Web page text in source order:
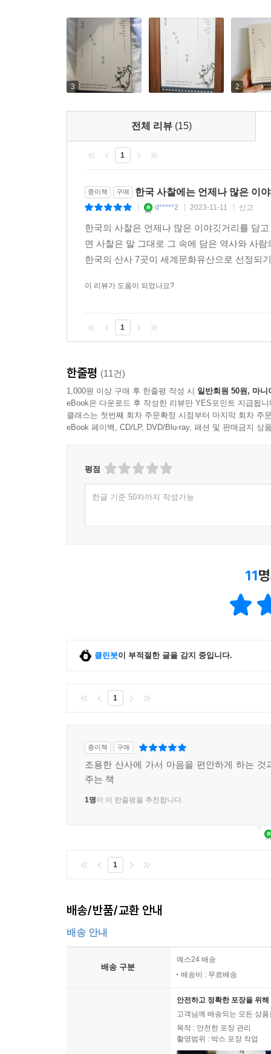
3 2
전체 리뷰 (15)
1
종이책 구매 한국 사찰에는 언제나 많은 이
d*****2 2023-11-11 신고
한국의 사찰은 언제나 많은 이야깃거리를 담
면 사찰은 말 그대로 그 속에 담은 역사와 사
한국의 산사 7곳이 세계문화유산으로 선정되
이 리뷰가 도움이 되었나요?
1
한줄평 (11건)
1,000원 이상 구매 후 한줄평 작성 시 일반회원 50원, 마니
eBook은 다운로드 후 작성한 리뷰만 YES포인트 지급됩니
클래스는 첫번째 회차 주문확정 시점부터 마지막 회차 주
eBook 페이백, CD/LP, DVD/Blu-ray, 패션 및 판매금지 상
평점
한글 기준 50자까지 작성가능
11
클린봇이 부적절한 글을 감지 중입니다.
1
종이책 구매
조용한 산사에 가서 마음을 편안하게 하는 것
주는 책
1명이 이 한줄평을 추천합니다.
1
배송/반품/교환 안내
배송 안내
배송 구분
예스24 배송
배송비 : 무료배송
안전하고 정확한 포장을 위
고객님께 배송되는 모든 상
목적 : 안전한 포장 관리
촬영범위 : 박스 포장 작업